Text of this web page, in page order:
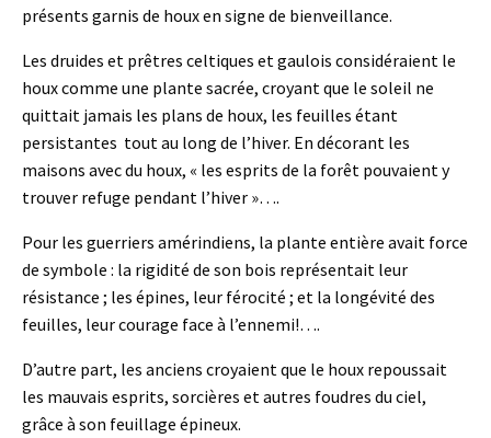
présents garnis de houx en signe de bienveillance.
Les druides et prêtres celtiques et gaulois considéraient le
houx comme une plante sacrée, croyant que le soleil ne
quittait jamais les plans de houx, les feuilles étant
persistantes tout au long de l’hiver. En décorant les
maisons avec du houx, « les esprits de la forêt pouvaient y
trouver refuge pendant l’hiver »….
Pour les guerriers amérindiens, la plante entière avait force
de symbole : la rigidité de son bois représentait leur
résistance ; les épines, leur férocité ; et la longévité des
feuilles, leur courage face à l’ennemi!….
D’autre part, les anciens croyaient que le houx repoussait
les mauvais esprits, sorcières et autres foudres du ciel,
grâce à son feuillage épineux.